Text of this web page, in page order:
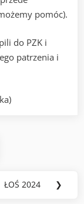
pomóc).
do PZK i
patrzenia i
Next
ŁOŚ 2024 ❯